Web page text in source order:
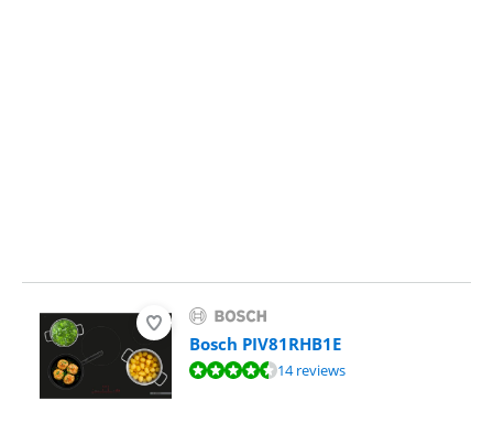
Bosch PIV81RHB1E
Beoordeling is 9,0 van de 10, gebaseerd op 14 reviews.
14 reviews